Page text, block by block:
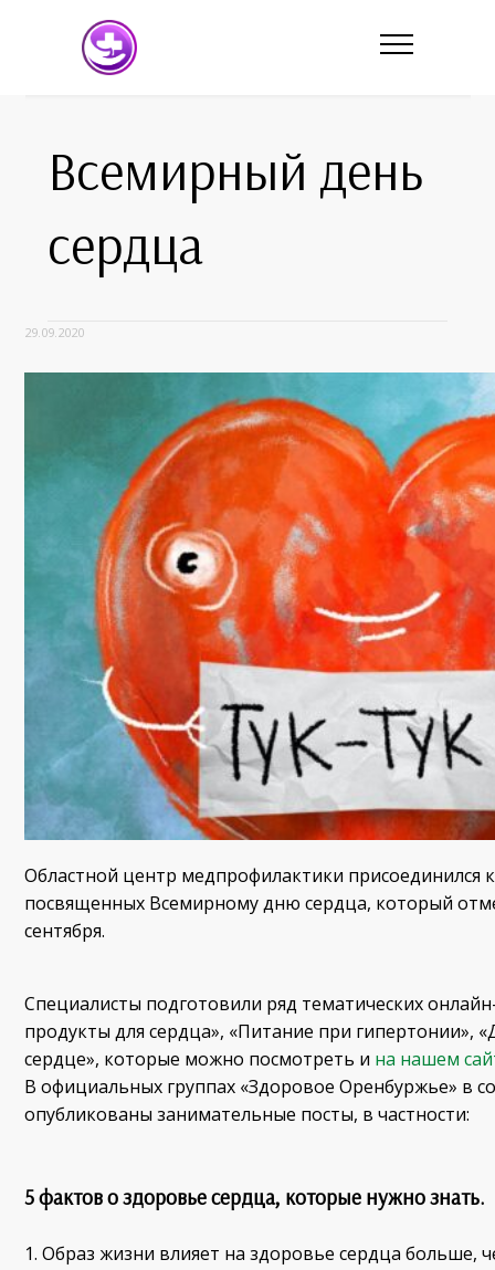
Всемирный день
сердца
29.09.2020
Областной центр медпрофилактики присоединился
посвященных Всемирному дню сердца, который
сентября.
Специалисты подготовили ряд тематических
продукты для сердца», «Питание при гипертонии»,
сердце», которые можно посмотреть и на нашем
В официальных группах «Здоровое Оренбуржье» в
опубликованы занимательные посты, в частности:
5 фактов о здоровье сердца, которые нужно знать.
Образ жизни влияет на здоровье сердца больше,